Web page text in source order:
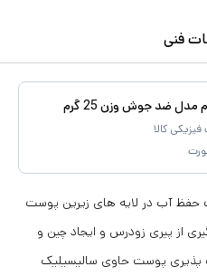
فنی
ضد جوش وزن 25 گرم
کالا
حفظ آب در لایه های زیرین پوست
از پیری زودرس و ایجاد چین و
پوست حاوی سالیسیلیک